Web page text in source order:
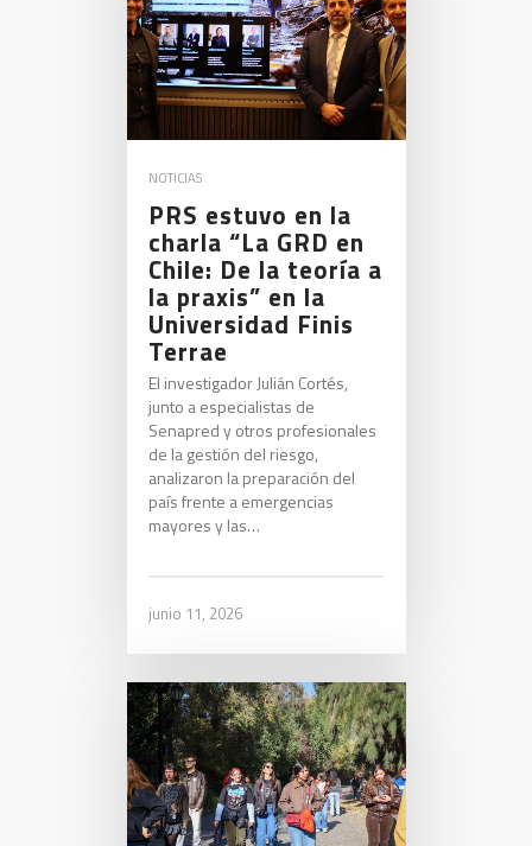
NOTICIAS
PRS estuvo en la
charla “La GRD en
Chile: De la teoría a
la praxis” en la
Universidad Finis
Terrae
El investigador Julián Cortés,
junto a especialistas de
Senapred y otros profesionales
de la gestión del riesgo,
analizaron la preparación del
país frente a emergencias
mayores y las…
junio 11, 2026